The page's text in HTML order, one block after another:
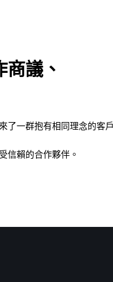
議、
了一群抱有相同理念的客
信賴的合作夥伴。